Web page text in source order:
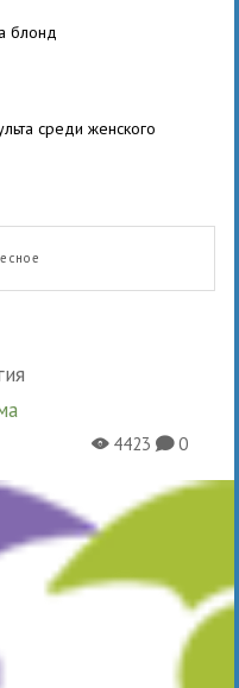
блонд
среди женского
X4423K0